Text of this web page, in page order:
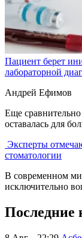
Пациент берет
лабораторной
Андрей Ефимов
Еще сравнительно
оставалась для
Эксперты
стоматологии
В современном
исключительно
Последние